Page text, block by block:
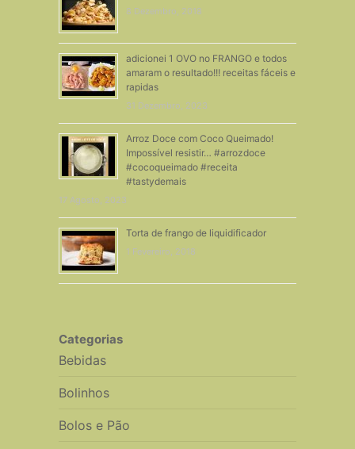
8 Dezembro, 2018
adicionei 1 OVO no FRANGO e todos
amaram o resultado!!! receitas fáceis e
rapidas
31 Dezembro, 2023
Arroz Doce com Coco Queimado!
Impossível resistir… #arrozdoce
#cocoqueimado #receita
#tastydemais
17 Agosto, 2023
Torta de frango de liquidificador
1 Fevereiro, 2018
Categorias
Bebidas
Bolinhos
Bolos e Pão